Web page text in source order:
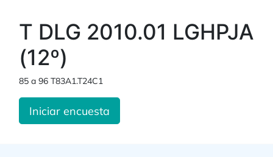
T DLG 2010.01 LGHPJA
(12º)
85 a 96 T83A1.T24C1
Iniciar encuesta